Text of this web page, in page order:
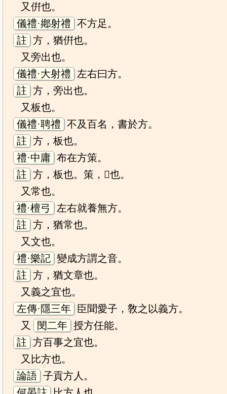
又倂也。
儀禮·鄕射禮 不方足。
註 方，猶倂也。
又旁出也。
儀禮·大射禮
左右曰方。
註 方，旁出也。
又板也。
儀禮·聘禮 不及百名，書於方。
註 方，板也。
禮·中庸 布在方策。
註 方，板也。策，𥳑也。
又常也。
禮·檀弓
左右就養無方。
註 方，猶常也。
又文也。
禮·樂記 變成方謂之音。
註 方，猶文章也。
又義之宜也。
左傳·隱三年 臣聞愛子，敎之以義方。
又
閔二年 授方任能。
註 方百事之宜也。
又比方也。
論語 子貢方人。